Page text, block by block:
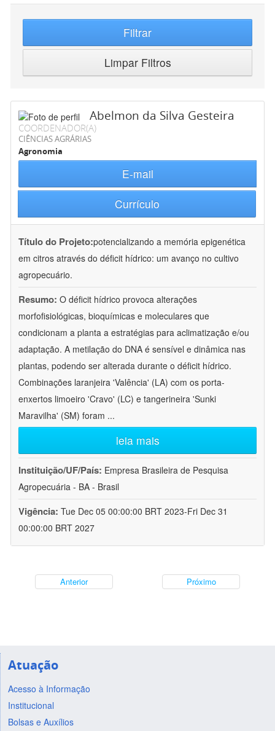
Filtrar
Limpar Filtros
Abelmon da Silva Gesteira
COORDENADOR(A)
CIÊNCIAS AGRÁRIAS
Agronomia
E-mail
Currículo
Título do Projeto:potencializando a memória epigenética
em citros através do déficit hídrico: um avanço no cultivo
agropecuário.
Resumo: O déficit hídrico provoca alterações
morfofisiológicas, bioquímicas e moleculares que
condicionam a planta a estratégias para aclimatização e/ou
adaptação. A metilação do DNA é sensível e dinâmica nas
plantas, podendo ser alterada durante o déficit hídrico.
Combinações laranjeira 'Valência' (LA) com os porta-
enxertos limoeiro 'Cravo' (LC) e tangerineira 'Sunki
Maravilha' (SM) foram ...
leia mais
Instituição/UF/País: Empresa Brasileira de Pesquisa
Agropecuária - BA - Brasil
Vigência: Tue Dec 05 00:00:00 BRT 2023-Fri Dec 31
00:00:00 BRT 2027
Anterior Próximo
Atuação
Acesso à Informação
Institucional
Bolsas e Auxílios